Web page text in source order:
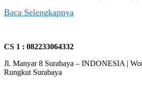
Baca Selengkapnya
CS 1 : 082233064332
Jl. Manyar 8 Surabaya – INDONESIA |
Rungkut Surabaya